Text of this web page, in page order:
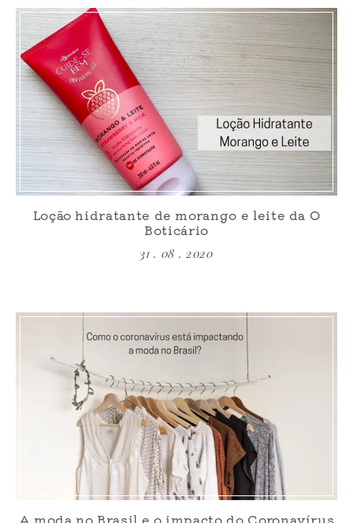
Loção hidratante de morango e leite da O
Boticário
31 . 08 . 2020